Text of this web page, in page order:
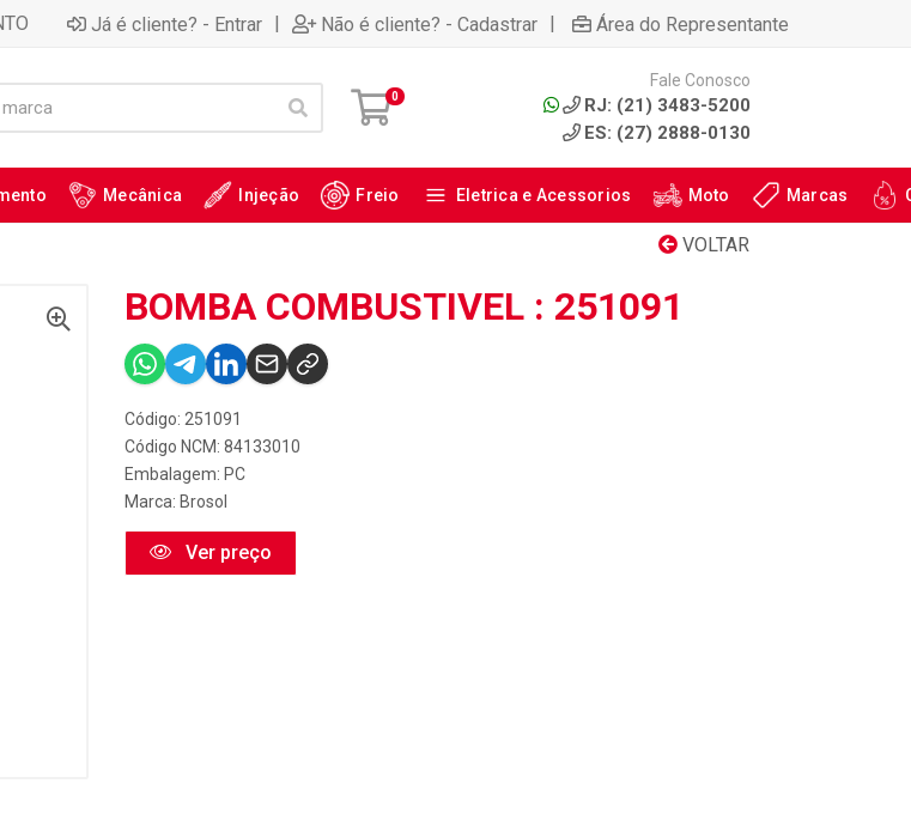
Já é cliente? - Entrar | Não é cliente? - Cadastrar | Área do Representante
0
Fale Conosco
RJ: (21) 3483-5200
ES: (27) 2888-0130
Mecânica Injeção Freio Eletrica e Acessorios Moto Marcas
VOLTAR
BOMBA COMBUSTIVEL : 251091
Código: 251091
Código NCM: 84133010
Embalagem: PC
Marca: Brosol
Ver preço